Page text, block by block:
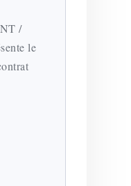
/
le